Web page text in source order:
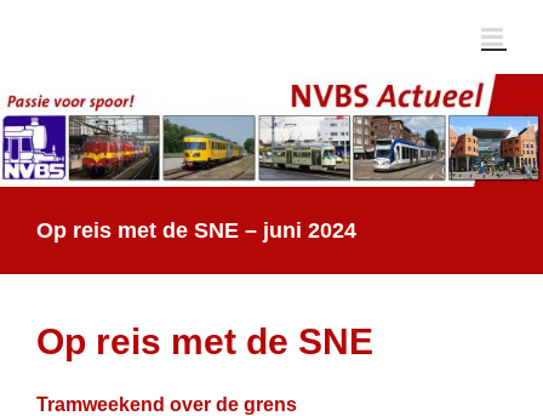
Op reis met de SNE – juni 2024
Op reis met de SNE
Tramweekend over de grens